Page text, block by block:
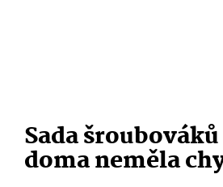
Sada
doma neměla